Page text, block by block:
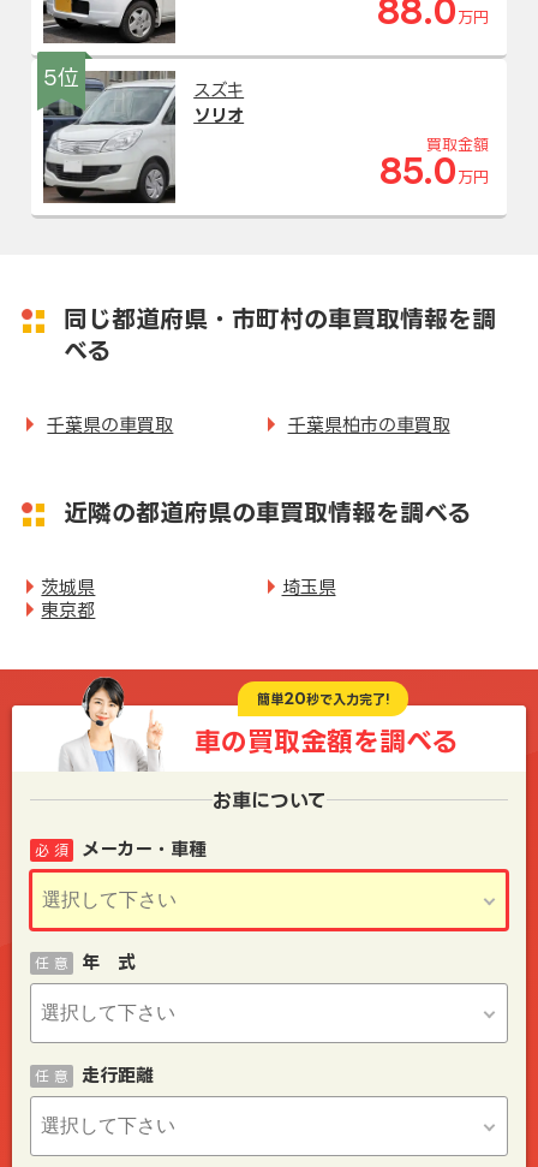
88.0 万円
5位
スズキ
ソリオ
買取金額
85.0 万円
同じ都道府県・市町村の車買取情報を調
べる
千葉県の車買取 千葉県柏市の車買取
近隣の都道府県の車買取情報を調べる
茨城県
埼玉県
東京都
簡単20秒で入力完了!
車の買取金額を調べる
お車について
メーカー・車種
必 須
年 式
任 意
走行距離
任 意